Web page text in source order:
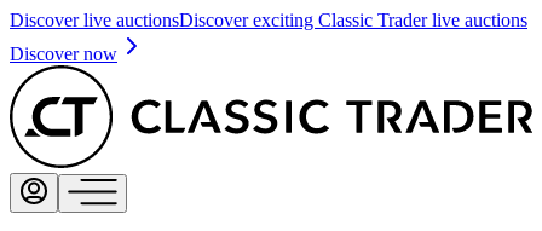
Discover live auctionsDiscover exciting Classic Trader live auctions
Discover now